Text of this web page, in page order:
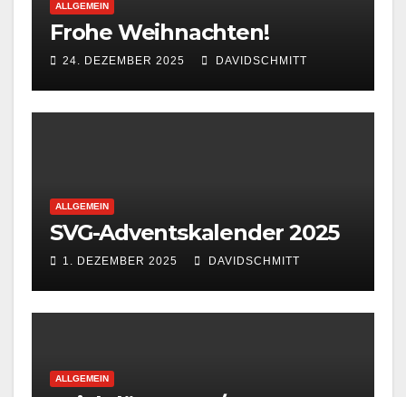
ALLGEMEIN
Frohe Weihnachten!
24. DEZEMBER 2025 DAVIDSCHMITT
ALLGEMEIN
SVG-Adventskalender 2025
1. DEZEMBER 2025 DAVIDSCHMITT
ALLGEMEIN